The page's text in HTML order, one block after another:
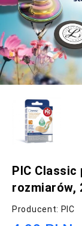
PIC
rozmiarów,
Producent: PIC